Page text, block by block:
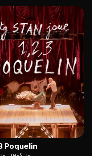
Poquelin